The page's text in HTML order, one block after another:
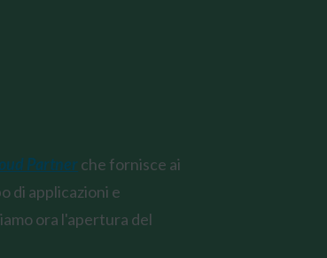
Partner che fornisce ai
di applicazioni e
ora l'apertura del